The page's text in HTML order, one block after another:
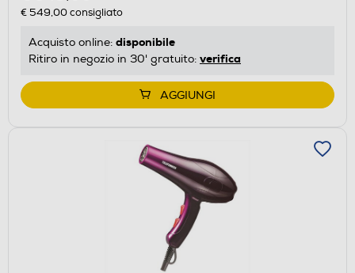
€ 549,00consigliato
Acquisto online: disponibile
Ritiro in negozio in 30' gratuito: verifica
AGGIUNGI